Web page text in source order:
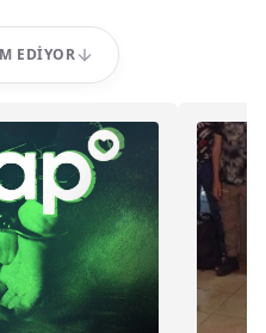
EDIYOR